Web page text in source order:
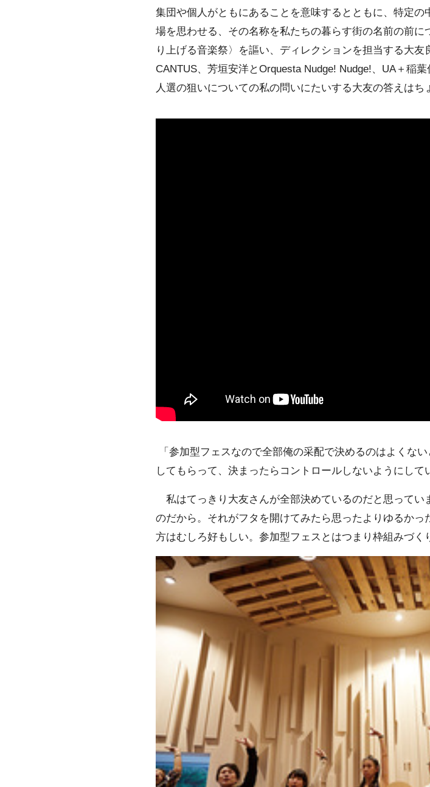
集団や個人がともにあることを意味するとともに、特定
場を思わせる、その名称を私たちの暮らす街の名前の前
り上げる音楽祭〉を謳い、ディレクションを担当する大
CANTUS、芳垣安洋とOrquesta Nudge! Nudge!、UA＋稲
人選の狙いについての私の問いにたいする大友の答えはち
「参加型フェスなので全部俺の采配で決めるのはよくな
してもらって、決まったらコントロールしないようにして
私はてっきり大友さんが全部決めているのだと思ってい
のだから。それがフタを開けてみたら思ったよりゆるか
方はむしろ好もしい。参加型フェスとはつまり枠組みづく